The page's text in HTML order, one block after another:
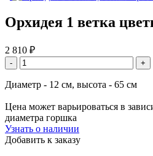
Орхидея 1 ветка
2 810 ₽
- +
Диаметр - 12 см, высота - 65 см
Цена может варьироваться в
диаметра горшка
Узнать о наличии
Добавить к заказу